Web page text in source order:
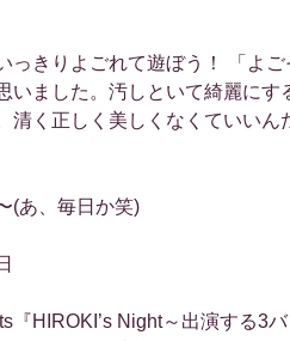
っきりよごれて遊ぼう！ 「よ
いました。汚しといて綺麗にす
清く正しく美しくなくていいん
(あ、毎日か笑)
『HIROKI’s Night～出演する3